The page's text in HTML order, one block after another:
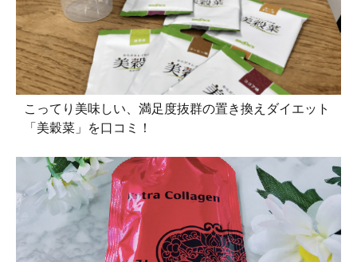
こってり美味しい、満足度抜群の置き換えダイエット
「美穀菜」を口コミ！